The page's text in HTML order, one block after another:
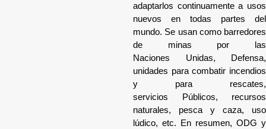
adaptarlos continuamente a usos
nuevos en todas partes del
mundo. Se usan como barredores
de minas por las
Naciones Unidas, Defensa,
unidades para combatir incendios
y para rescates,
servicios Públicos, recursos
naturales, pesca y caza, uso
lúdico, etc. En resumen, ODG y